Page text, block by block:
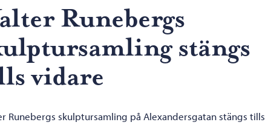
Runebergs
stängs
vidare
Runebergs skulptursamling på Alexandersgatan stängs tills